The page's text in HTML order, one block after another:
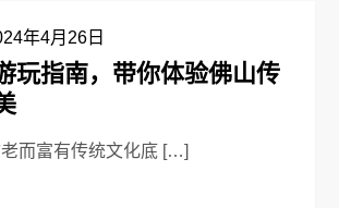
年4月26日
玩指南，带你体验佛山传
而富有传统文化底 […]